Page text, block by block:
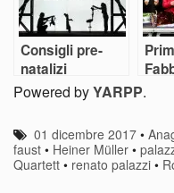
Consigli pre-
natalizi
Powered byYARPP.
01 dicembre 2017 •
faust • Heiner Müller •
Quartett • renato palazzi •